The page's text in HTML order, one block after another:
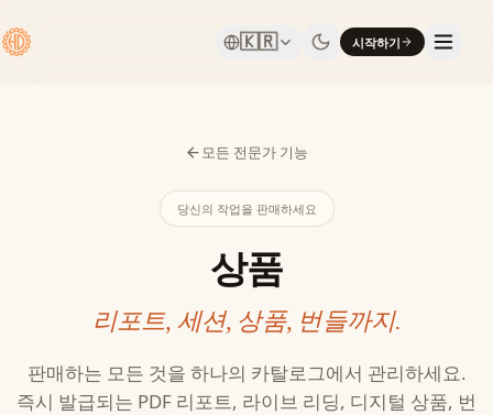
🇰🇷 시작하기
모든 전문가 기능
당신의 작업을 판매하세요
상품
리포트, 세션, 상품, 번들까지.
판매하는 모든 것을 하나의 카탈로그에서 관리하세요.
즉시 발급되는 PDF 리포트, 라이브 리딩, 디지털 상품, 번